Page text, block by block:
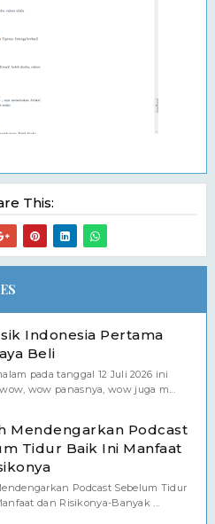
This:
Indonesia Pertama
Beli
pada tanggal 12 Juli 2026 ini
wow panasnya, wow juga m...
Mendengarkan Podcast
Tidur Baik Ini Manfaat
Podcast Sebelum Tidur
dan Risikonya-Banyak ...